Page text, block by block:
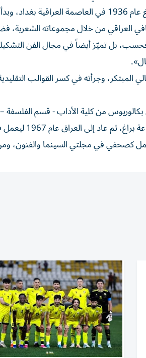
وقال الاتحاد في بيان النعي: «ولد الصائغ عام
العراقي من خلال مجموعاته الشعرية،
بل تميّز أيضاً في مجال الفن
المبتكر، وجرأته في كسر القوالب
فيها، وعمل
كصحفي في مجلتي السينما